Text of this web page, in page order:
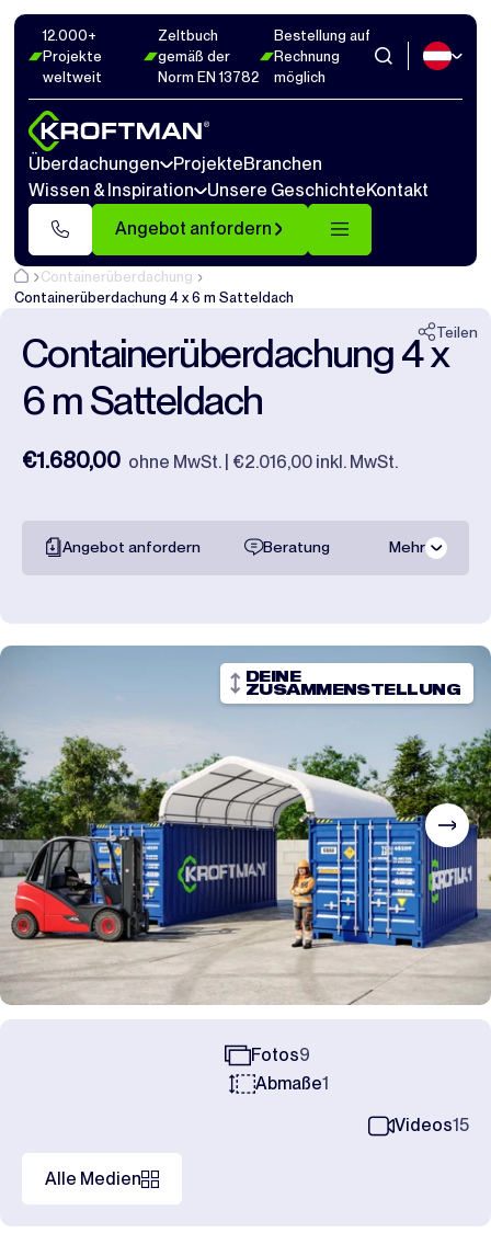
12.000+
Projekte
weltweit
Zeltbuch
gemäß der
Norm EN 13782
Bestellung auf
Rechnung
möglich
Überdachungen ProjekteBranchen
Wissen & Inspiration
Unsere GeschichteKontakt
Angebot anfordern
Containerüberdachung
Containerüberdachung 4 x 6 m Satteldach
Teilen
Containerüberdachung 4 x
6 m Satteldach
€1.680,00 ohne MwSt. | €2.016,00 inkl. MwSt.
Angebot anfordern Beratung Mehr
Transportpreise
DEINE
ZUSAMMENSTELLUNG
Fotos9
Abmaße1
Videos15
Alle Medien
Fotos Abmaße1 Videos
Schließen